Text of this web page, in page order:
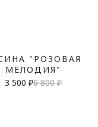
"РОЗОВАЯ
МЕЛОДИЯ"
3 500 ₽6 800 ₽